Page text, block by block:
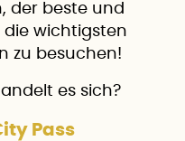
der beste und
wichtigsten
zu besuchen!
es sich?
Pass